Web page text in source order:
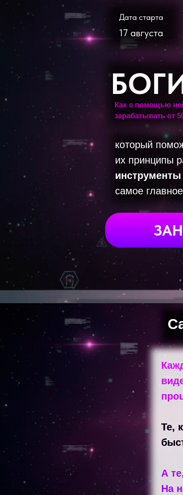
Дата старта
Как с помощью
зарабатывать от
17 августа
который
их принципы
инструменты
самое
Те,
А
На